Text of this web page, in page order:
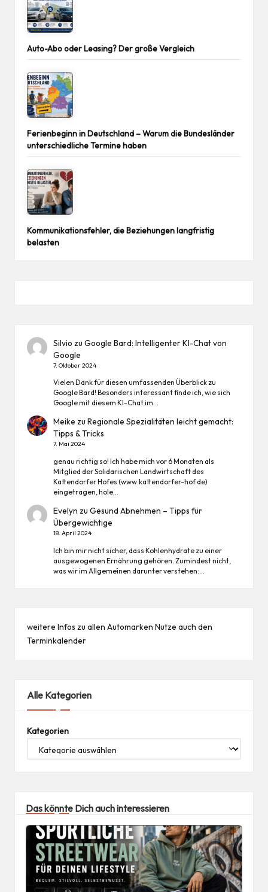
Auto-Abo oder Leasing? Der große Vergleich
Ferienbeginn in Deutschland – Warum die Bundesländer
unterschiedliche Termine haben
Kommunikationsfehler, die Beziehungen langfristig
belasten
Silvio zuGoogle Bard: Intelligenter KI-Chat von
Google
7. Oktober 2024
Vielen Dank für diesen umfassenden Überblick zu
Google Bard! Besonders interessant finde ich, wie sich
Google mit diesem KI-Chat im…
Meike zuRegionale Spezialitäten leicht gemacht:
Tipps & Tricks
7. Mai 2024
genau richtig so! Ich habe mich vor 6 Monaten als
Mitglied der Solidarischen Landwirtschaft des
Kattendorfer Hofes (www.kattendorfer-hof.de)
eingetragen, hole…
Evelyn zuGesund Abnehmen – Tipps für
Übergewichtige
18. April 2024
Ich bin mir nicht sicher, dass Kohlenhydrate zu einer
ausgewogenen Ernährung gehören. Zumindest nicht,
was wir im Allgemeinen darunter verstehen:…
weitere Infos zu allen Automarken Nutze auch den
Terminkalender
Alle Kategorien
Kategorien
Das könnte Dich auch interessieren